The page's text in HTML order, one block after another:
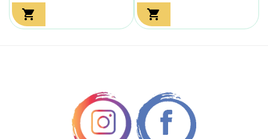
 